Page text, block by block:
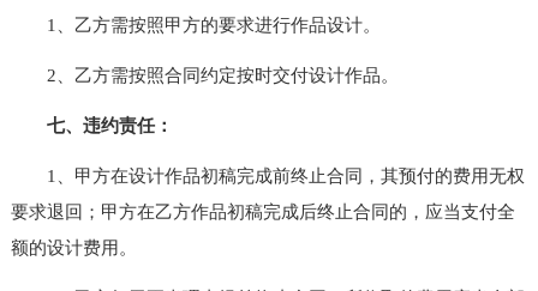
1、乙方需按照甲方的要求进行作品设计。
2、乙方需按照合同约定按时交付设计作品。
七、违约责任：
1、甲方在设计作品初稿完成前终止合同，其预付的费用无权
要求退回；甲方在乙方作品初稿完成后终止合同的，应当支付全
额的设计费用。